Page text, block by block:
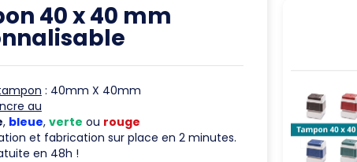
40 x 40 mm
: 40mm X 40mm
au
, bleue, verte ou rouge
et fabrication sur place en 2 minutes.
en 48h !